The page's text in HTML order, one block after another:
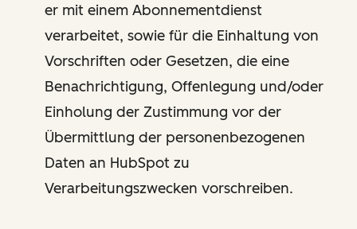
er mit einem Abonnementdienst
verarbeitet, sowie für die Einhaltung von
Vorschriften oder Gesetzen, die eine
Benachrichtigung, Offenlegung und/oder
Einholung der Zustimmung vor der
Übermittlung der personenbezogenen
Daten an HubSpot zu
Verarbeitungszwecken vorschreiben.